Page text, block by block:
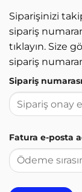
Siparişinizi
sipariş
tıklayın. Size
sipariş
Sipariş numarası
Fatura e-posta